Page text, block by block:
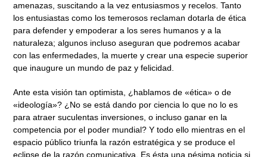
amenazas, suscitando a la vez entusiasmos y recelos. Tanto
los entusiastas como los temerosos reclaman dotarla de ética
para defender y empoderar a los seres humanos y a la
naturaleza; algunos incluso aseguran que podremos acabar
con las enfermedades, la muerte y crear una especie superior
que inaugure un mundo de paz y felicidad.
Ante esta visión tan optimista, ¿hablamos de «ética» o de
«ideología»? ¿No se está dando por ciencia lo que no lo es
para atraer suculentas inversiones, o incluso ganar en la
competencia por el poder mundial? Y todo ello mientras en el
espacio público triunfa la razón estratégica y se produce el
eclipse de la razón comunicativa. Es ésta una pésima noticia si